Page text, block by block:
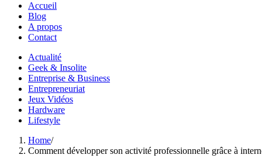
Accueil
Blog
A propos
Contact
Actualité
Geek & Insolite
Entreprise & Business
Entrepreneuriat
Jeux Vidéos
Hardware
Lifestyle
Home/
Comment développer son activité professionnelle grâce à